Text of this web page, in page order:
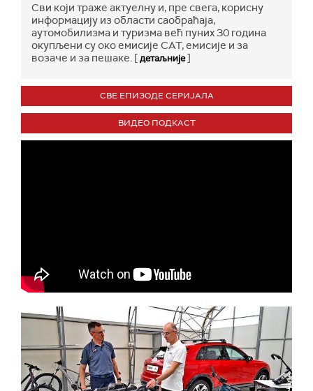
Сви који траже актуелну и, пре свега, корисну
информацију из области саобраћаја,
аутомобилизма и туризма већ пуних 30 година
окупљени су око емисије САТ, емисије и за
возаче и за пешаке. [детаљније]
СВЕ ЕПИЗОДЕ СЕРИЈАЛА
ВИДЕО ПОДКАСТ